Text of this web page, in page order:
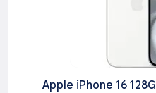
Apple iPhone 16